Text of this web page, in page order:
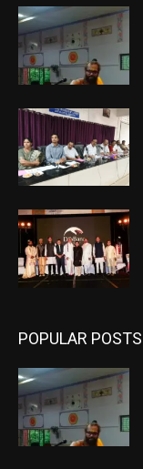
POPULAR POSTS